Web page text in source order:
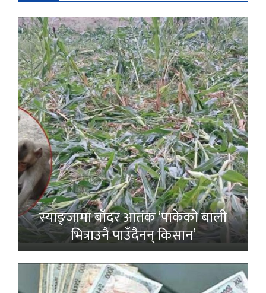
स्याङ्जामा बाँदर आतंक ‘पाकेको बाली
भित्राउनै पाउँदैनन् किसान’